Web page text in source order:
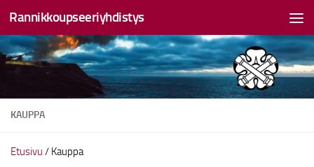
Skip to content
Rannikkoupseeriyhdistys
KAUPPA
Etusivu / Kauppa